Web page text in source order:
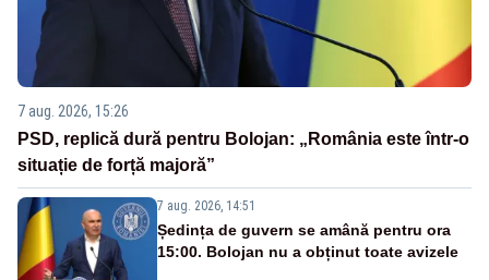
7 aug. 2026, 15:26
PSD, replică dură pentru Bolojan: „România este într-o
situație de forță majoră”
7 aug. 2026, 14:51
Ședința de guvern se amână pentru ora
15:00. Bolojan nu a obținut toate avizele